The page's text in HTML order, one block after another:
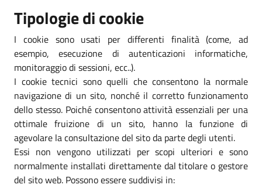
Tipologie di cookie
I cookie sono usati per differenti finalità (come, ad
esempio, esecuzione di autenticazioni informatiche,
monitoraggio di sessioni, ecc..).
I cookie tecnici sono quelli che consentono la normale
navigazione di un sito, nonché il corretto funzionamento
dello stesso. Poiché consentono attività essenziali per una
ottimale fruizione di un sito, hanno la funzione di
agevolare la consultazione del sito da parte degli utenti.
Essi non vengono utilizzati per scopi ulteriori e sono
normalmente installati direttamente dal titolare o gestore
del sito web. Possono essere suddivisi in: